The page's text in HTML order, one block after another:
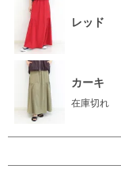
レッド
カーキ
在庫切れ